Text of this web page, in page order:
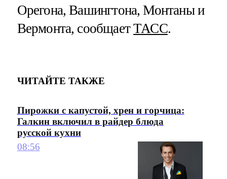
Орегона, Вашингтона, Монтаны и
Вермонта, сообщаетТАСС.
ЧИТАЙТЕ ТАКЖЕ
Пирожки с капустой, хрен и горчица:
Галкин включил в райдер блюда
русской кухни
08:56